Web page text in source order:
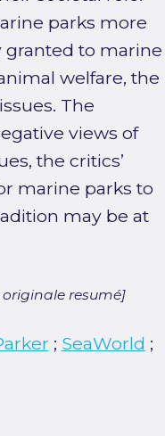
parks more
granted to marine
welfare, the
The
views of
the critics’
marine parks to
may be at
resumé]
; SeaWorld ;